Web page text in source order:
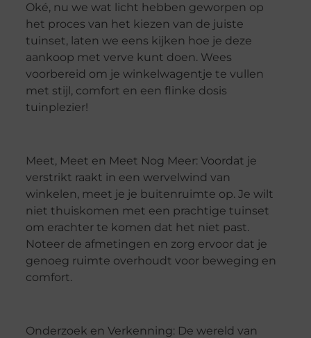
Oké, nu we wat licht hebben geworpen op
het proces van het kiezen van de juiste
tuinset, laten we eens kijken hoe je deze
aankoop met verve kunt doen. Wees
voorbereid om je winkelwagentje te vullen
met stijl, comfort en een flinke dosis
tuinplezier!
Meet, Meet en Meet Nog Meer: Voordat je
verstrikt raakt in een wervelwind van
winkelen, meet je je buitenruimte op. Je wilt
niet thuiskomen met een prachtige tuinset
om erachter te komen dat het niet past.
Noteer de afmetingen en zorg ervoor dat je
genoeg ruimte overhoudt voor beweging en
comfort.
Onderzoek en Verkenning: De wereld van